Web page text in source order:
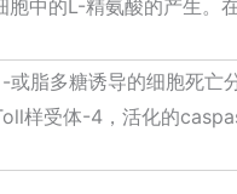
中的L-精氨酸的产生。
脂多糖诱导的细胞死亡
样受体-4，活化的